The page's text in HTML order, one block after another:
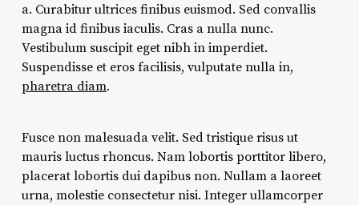
a. Curabitur ultrices finibus euismod. Sed convallis
magna id finibus iaculis. Cras a nulla nunc.
Vestibulum suscipit eget nibh in imperdiet.
Suspendisse et eros facilisis, vulputate nulla in,
pharetra diam.
Fusce non malesuada velit. Sed tristique risus ut
mauris luctus rhoncus. Nam lobortis porttitor libero,
placerat lobortis dui dapibus non. Nullam a laoreet
urna, molestie consectetur nisi. Integer ullamcorper